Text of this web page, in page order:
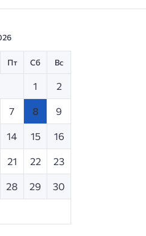
Пт Сб Вс
1 2
7 8 9
14 15 16
21 22 23
28 29 30